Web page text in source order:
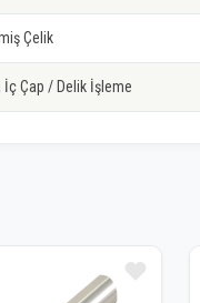
Çelik
İç Çap / Delik İşleme